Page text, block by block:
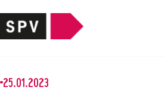
25.01.2023